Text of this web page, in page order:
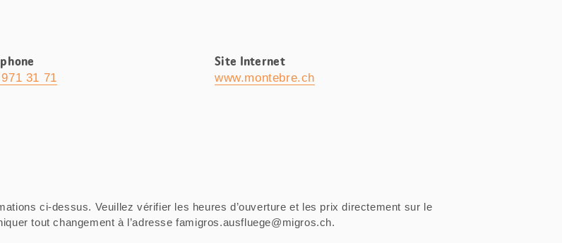
31 71
Site Internet
www.montebre.ch
ci-dessus. Veuillez vérifier les heures d’ouverture et les prix directement sur le
tout changement à l’adresse famigros.ausfluege@migros.ch.